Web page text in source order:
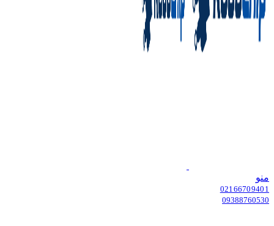
منو
02166709401
09388760530